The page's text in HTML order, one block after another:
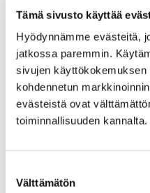
Tämä sivusto käyttää
Hyödynnämme evästeitä,
jatkossa paremmin.
sivujen
kohdennetun
evästeistä ovat
toiminnallisuuden kannalta.
valinta
Välttämätön
Porin
olleet läsnäolovirheet